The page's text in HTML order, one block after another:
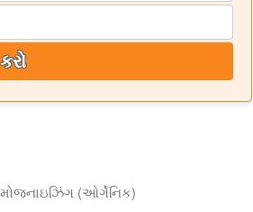
(ઓર્ગેનિક)